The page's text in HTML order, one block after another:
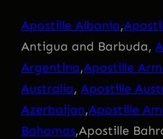
Apostille Albania,
Antigua and Barbuda,
Argentina,Apostille
Australia, Apostille
Azerbaijan,Apostille
Bahamas,Apostille